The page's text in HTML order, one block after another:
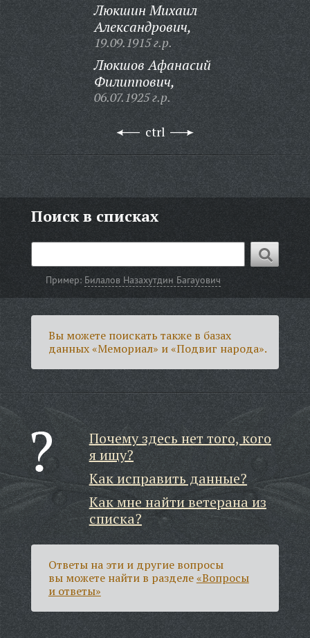
Люкшин Михаил
Александрович,
19.09.1915 г.р.
Люкшов Афанасий
Филиппович,
06.07.1925 г.р.
ctrl
Поиск в списках
Пример: Билалов Назахутдин Багауович
Вы можете поискать также в базах
данных «Мемориал» и «Подвиг народа».
Почему здесь нет того, кого
я ищу?
Как исправить данные?
Как мне найти ветерана из
списка?
Ответы на эти и другие вопросы
вы можете найти в разделе«Вопросы
и ответы»